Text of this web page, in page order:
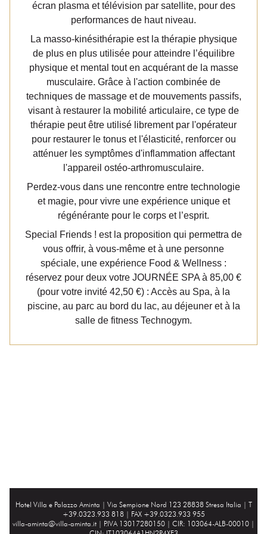
écran plasma et télévision par satellite, pour des
performances de haut niveau.
La masso-kinésithérapie est la thérapie physique
de plus en plus utilisée pour atteindre l’équilibre
physique et mental tout en acquérant de la masse
musculaire. Grâce à l'action combinée de
techniques de massage et de mouvements passifs,
visant à restaurer la mobilité articulaire, ce type de
thérapie peut être utilisé librement par l'opérateur
pour restaurer le tonus et l'élasticité, renforcer ou
atténuer les symptômes d'inflammation affectant
l'appareil ostéo-arthromusculaire.
Perdez-vous dans une rencontre entre technologie
et magie, pour vivre une expérience unique et
régénérante pour le corps et l’esprit.
Special Friends ! est la proposition qui permettra de
vous offrir, à vous-même et à une personne
spéciale, une expérience Food & Wellness :
réservez pour deux votre JOURNÉE SPA à 85,00 €
(pour votre invité 42,50 €) : Accès au Spa, à la
piscine, au parc au bord du lac, au déjeuner et à la
salle de fitness Technogym.
Hotel Villa e Palazzo Aminta | Via Sempione Nord 123 28838 Stresa Italia | T
+39.0323.933 818 | FAX +39.0323.933 955
villa-aminta@villa-aminta.it | P.IVA 13017280150 | CIR: 103064-ALB-00010 |